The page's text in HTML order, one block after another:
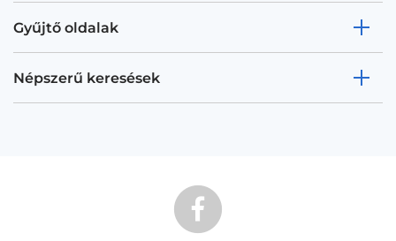
Gyűjtő oldalak
Népszerű keresések